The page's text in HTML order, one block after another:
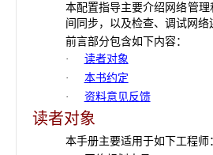
本配置指导主要介绍网络管
间同步，以及检查、调试网络
前言部分包含如下内容：
· 读者对象
· 本书约定
· 资料意见反馈
读者对象
本手册主要适用于如下工程师：